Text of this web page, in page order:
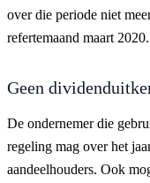
over die periode niet
refertemaand maart 2020.
Geen
De ondernemer die
regeling mag over het
aandeelhouders. Ook